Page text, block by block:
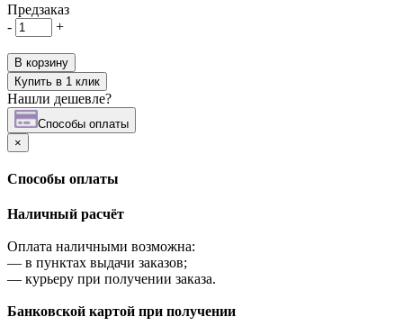
Предзаказ
-
+
В корзину
Купить в 1 клик
Нашли дешевле?
Cпособы оплаты
×
Cпособы оплаты
Наличный расчёт
Оплата наличными возможна:
— в пунктах выдачи заказов;
— курьеру при получении заказа.
Банковской картой при получении